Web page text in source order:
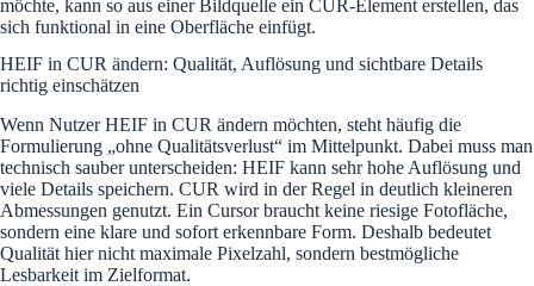
möchte, kann so aus einer Bildquelle ein CUR-Element erstellen, das
sich funktional in eine Oberfläche einfügt.
HEIF in CUR ändern: Qualität, Auflösung und sichtbare Details
richtig einschätzen
Wenn Nutzer HEIF in CUR ändern möchten, steht häufig die
Formulierung „ohne Qualitätsverlust“ im Mittelpunkt. Dabei muss man
technisch sauber unterscheiden: HEIF kann sehr hohe Auflösung und
viele Details speichern. CUR wird in der Regel in deutlich kleineren
Abmessungen genutzt. Ein Cursor braucht keine riesige Fotofläche,
sondern eine klare und sofort erkennbare Form. Deshalb bedeutet
Qualität hier nicht maximale Pixelzahl, sondern bestmögliche
Lesbarkeit im Zielformat.